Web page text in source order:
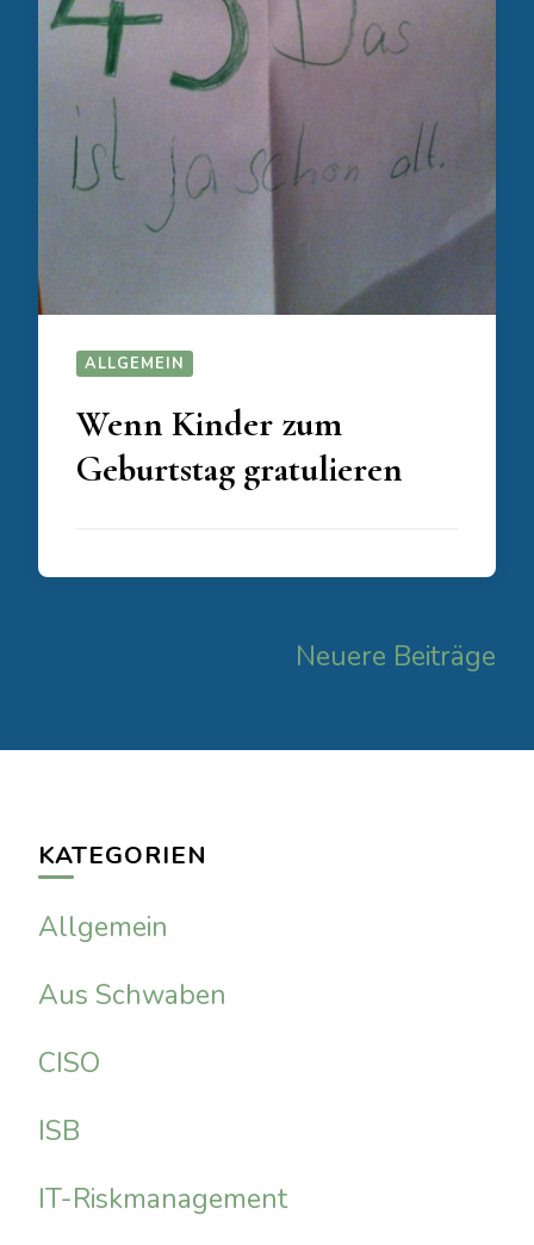
ALLGEMEIN
Wenn Kinder zum
Geburtstag gratulieren
BeitragsnavigationNeuere Beiträge
KATEGORIEN
Allgemein
Aus Schwaben
CISO
ISB
IT-Riskmanagement